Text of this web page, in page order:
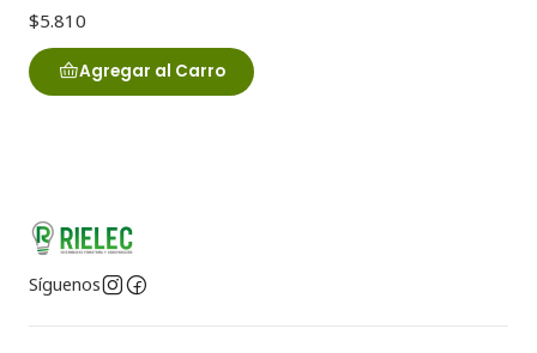
$5.810
Agregar al Carro
Síguenos